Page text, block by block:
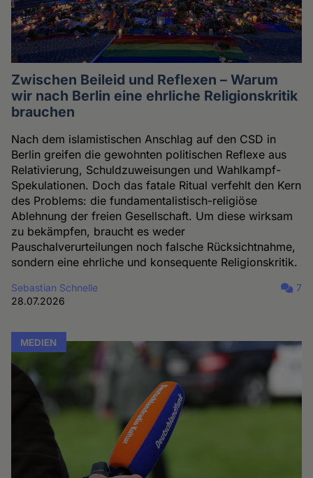
Zwischen Beileid und Reflexen – Warum
wir nach Berlin eine ehrliche Religionskritik
brauchen
Nach dem islamistischen Anschlag auf den CSD in
Berlin greifen die gewohnten politischen Reflexe aus
Relativierung, Schuldzuweisungen und Wahlkampf-
Spekulationen. Doch das fatale Ritual verfehlt den Kern
des Problems: die fundamentalistisch-religiöse
Ablehnung der freien Gesellschaft. Um diese wirksam
zu bekämpfen, braucht es weder
Pauschalverurteilungen noch falsche Rücksichtnahme,
sondern eine ehrliche und konsequente Religionskritik.
Sebastian Schnelle
28.07.2026
7
MEDIEN